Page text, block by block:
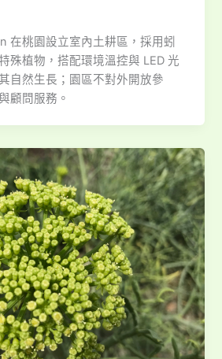
在桃園設立室內土耕區，採用蚓
殊植物，搭配環境溫控與 LED 光
自然生長；園區不對外開放參
顧問服務。